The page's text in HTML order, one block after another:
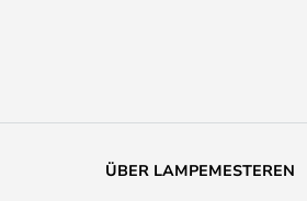
ÜBER LAMPEMESTEREN